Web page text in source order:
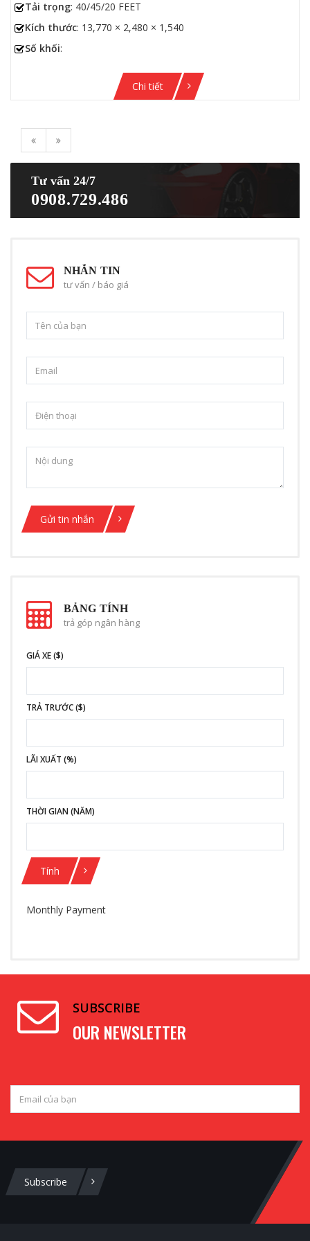
Tải trọng: 40/45/20 FEET
Kích thước: 13,770 × 2,480 × 1,540
Số khối:
Chi tiết
Tư vấn 24/7
0908.729.486
NHẮN TIN
tư vấn / báo giá
Gửi tin nhắn
BẢNG TÍNH
trả góp ngân hàng
GIÁ XE ($)
TRẢ TRƯỚC ($)
LÃI XUẤT (%)
THỜI GIAN (NĂM)
Tính
Monthly Payment
SUBSCRIBE
OUR NEWSLETTER
Subscribe